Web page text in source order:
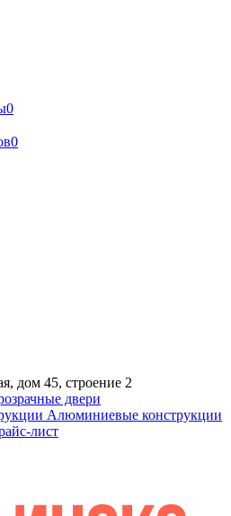
0
0
дом 45, строение 2
двери
Алюминиевые конструкции
лист